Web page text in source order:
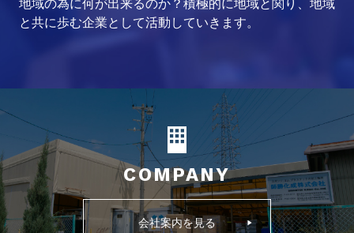
地域の為に何が出来るのか？積極的に地域と関り、地域
と共に歩む企業として活動していきます。
COMPANY
会社案内を見る